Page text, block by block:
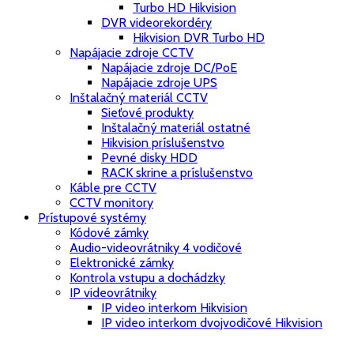
Turbo HD Hikvision
DVR videorekordéry
Hikvision DVR Turbo HD
Napájacie zdroje CCTV
Napájacie zdroje DC/PoE
Napájacie zdroje UPS
Inštalačný materiál CCTV
Sieťové produkty
Inštalačný materiál ostatné
Hikvision príslušenstvo
Pevné disky HDD
RACK skrine a príslušenstvo
Káble pre CCTV
CCTV monitory
Prístupové systémy
Kódové zámky
Audio-videovrátniky 4 vodičové
Elektronické zámky
Kontrola vstupu a dochádzky
IP videovrátniky
IP video interkom Hikvision
IP video interkom dvojvodičové Hikvision